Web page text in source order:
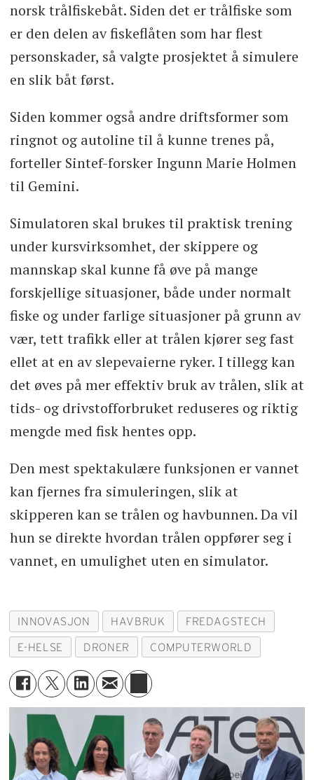
norsk trålfiskebåt. Siden det er trålfiske som
er den delen av fiskeflåten som har flest
personskader, så valgte prosjektet å simulere
en slik båt først.
Siden kommer også andre driftsformer som
ringnot og autoline til å kunne trenes på,
forteller Sintef-forsker Ingunn Marie Holmen
til Gemini.
Simulatoren skal brukes til praktisk trening
under kursvirksomhet, der skippere og
mannskap skal kunne få øve på mange
forskjellige situasjoner, både under normalt
fiske og under farlige situasjoner på grunn av
vær, tett trafikk eller at trålen kjører seg fast
ellet at en av slepevaierne ryker. I tillegg kan
det øves på mer effektiv bruk av trålen, slik at
tids- og drivstofforbruket reduseres og riktig
mengde med fisk hentes opp.
Den mest spektakulære funksjonen er vannet
kan fjernes fra simuleringen, slik at
skipperen kan se trålen og havbunnen. Da vil
hun se direkte hvordan trålen oppfører seg i
vannet, en umulighet uten en simulator.
INNOVASJON HAVBRUK FREDAGSTECH
E-HELSE DRONER COMPUTERWORLD